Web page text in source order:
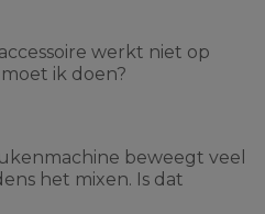
werkt niet op
ik doen?
beweegt veel
het mixen. Is dat